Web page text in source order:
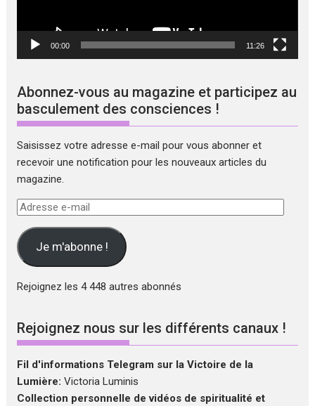
00:00 11:26
Abonnez-vous au magazine et participez au
basculement des consciences !
Saisissez votre adresse e-mail pour vous abonner et
recevoir une notification pour les nouveaux articles du
magazine.
Adresse
mail Je m'abonne !
Rejoignez les 4 448 autres abonnés
Rejoignez nous sur les différents canaux !
Fil d'informations Telegram sur la Victoire de la
Lumière: Victoria Luminis
Collection personnelle de vidéos de spiritualité et